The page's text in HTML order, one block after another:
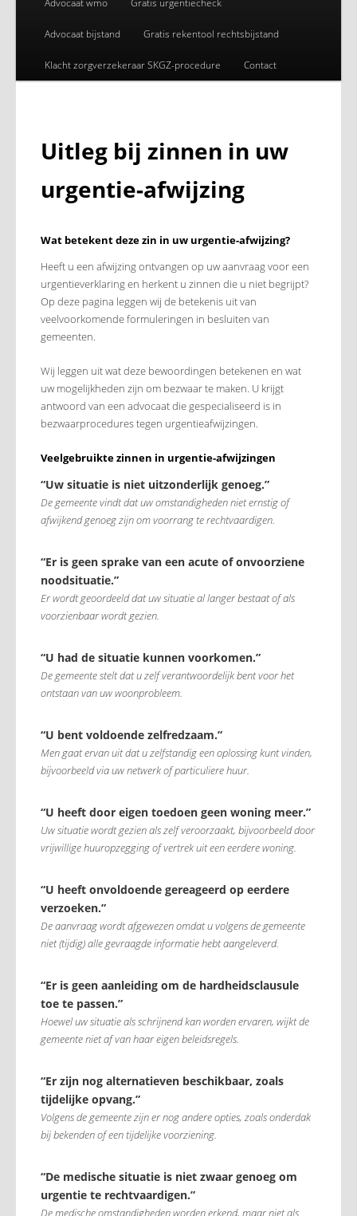
Advocaat wmo Gratis urgentiecheck
Advocaat bijstand Gratis rekentool rechtsbijstand
Klacht zorgverzekeraar SKGZ-procedure Contact
Uitleg bij zinnen in uw
urgentie-afwijzing
Wat betekent deze zin in uw urgentie-afwijzing?
Heeft u een afwijzing ontvangen op uw aanvraag voor een
urgentieverklaring en herkent u zinnen die u niet begrijpt?
Op deze pagina leggen wij de betekenis uit van
veelvoorkomende formuleringen in besluiten van
gemeenten.
Wij leggen uit wat deze bewoordingen betekenen en wat
uw mogelijkheden zijn om bezwaar te maken. U krijgt
antwoord van een advocaat die gespecialiseerd is in
bezwaarprocedures tegen urgentieafwijzingen.
Veelgebruikte zinnen in urgentie-afwijzingen
“Uw situatie is niet uitzonderlijk genoeg.”
De gemeente vindt dat uw omstandigheden niet ernstig of
afwijkend genoeg zijn om voorrang te rechtvaardigen.
“Er is geen sprake van een acute of onvoorziene
noodsituatie.”
Er wordt geoordeeld dat uw situatie al langer bestaat of als
voorzienbaar wordt gezien.
“U had de situatie kunnen voorkomen.”
De gemeente stelt dat u zelf verantwoordelijk bent voor het
ontstaan van uw woonprobleem.
“U bent voldoende zelfredzaam.”
Men gaat ervan uit dat u zelfstandig een oplossing kunt vinden,
bijvoorbeeld via uw netwerk of particuliere huur.
“U heeft door eigen toedoen geen woning meer.”
Uw situatie wordt gezien als zelf veroorzaakt, bijvoorbeeld door
vrijwillige huuropzegging of vertrek uit een eerdere woning.
“U heeft onvoldoende gereageerd op eerdere
verzoeken.”
De aanvraag wordt afgewezen omdat u volgens de gemeente
niet (tijdig) alle gevraagde informatie hebt aangeleverd.
“Er is geen aanleiding om de hardheidsclausule
toe te passen.”
Hoewel uw situatie als schrijnend kan worden ervaren, wijkt de
gemeente niet af van haar eigen beleidsregels.
“Er zijn nog alternatieven beschikbaar, zoals
tijdelijke opvang.”
Volgens de gemeente zijn er nog andere opties, zoals onderdak
bij bekenden of een tijdelijke voorziening.
“De medische situatie is niet zwaar genoeg om
urgentie te rechtvaardigen.”
De medische omstandigheden worden erkend, maar niet als